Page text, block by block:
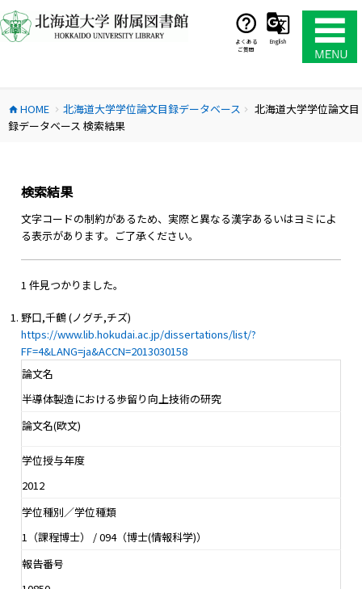
ン
テ
ス
キ
よくある
ご質問
English
home HOME chevron_right 北海道大学学位論文目録データベース chevron_right
北海道大学学位論文目
録データベース 検索結果
検索結果
文字コードの制約があるため、実際と異なる漢字あるいはヨミによ
る表示があります。ご了承ください。
1 件見つかりました。
野口,千鶴 (ノグチ,チズ)
https://www.lib.hokudai.ac.jp/dissertations/list/?
FF=4&LANG=ja&ACCN=2013030158
論文名
半導体製造における歩留り向上技術の研究
論文名(欧文)
学位授与年度
2012
学位種別／学位種類
1（課程博士） / 094（博士(情報科学)）
報告番号